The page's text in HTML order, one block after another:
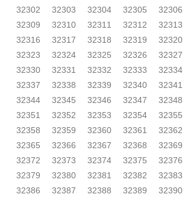
32302
32303 32304 32305 32306
32309
32310 32311 32312 32313
32316
32317 32318 32319 32320
32323
32324 32325 32326 32327
32330
32331 32332 32333 32334
32337
32338 32339 32340 32341
32344
32345 32346 32347 32348
32351
32352 32353 32354 32355
32358
32359 32360 32361 32362
32365
32366 32367 32368 32369
32372
32373 32374 32375 32376
32379
32380 32381 32382 32383
32386
32387 32388 32389 32390